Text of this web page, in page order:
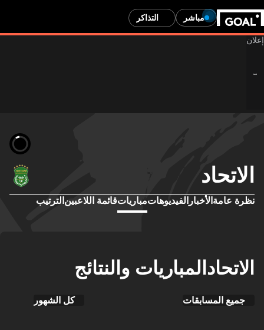
مباشر التذاكر
الاتحاد
نظرة عامة الأخبار الفيديوهاتمبارياتقائمة اللاعبين الترتيب
الاتحادالمباريات والنتائج
جميع المسابقات كل الشهور